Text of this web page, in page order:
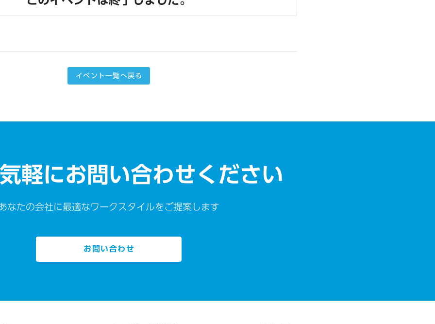
イベント一覧へ戻る
軽にお問い合わせください
なたの会社に最適なワークスタイルをご提案します
お問い合わせ